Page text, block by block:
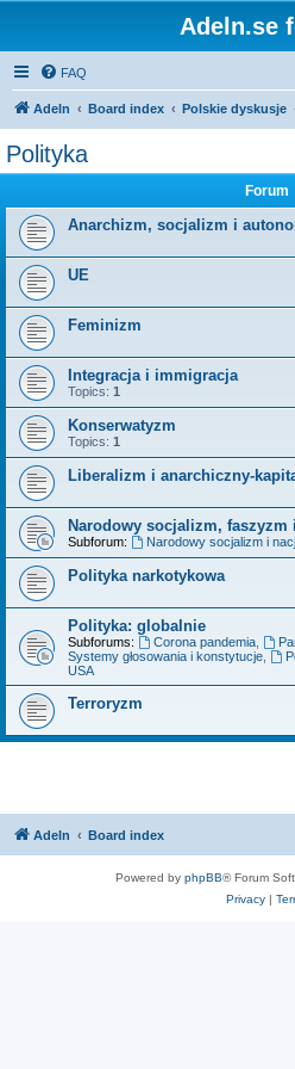
Adeln.se
FAQ
Adeln Board index Polskie dyskusje
Polityka
Forum
Anarchizm, socjalizm i
UE
Feminizm
Integracja i immigracja
Topics: 1
Konserwatyzm
Topics: 1
Liberalizm i anarchiczny-
Narodowy socjalizm, faszyzm
Subforum: Narodowy socjalizm i
Polityka narkotykowa
Polityka: globalnie
Subforums: Corona pandemia,
Systemy głosowania i konstytucje
USA
Terroryzm
Adeln Board index
Powered by phpBB® Forum
Privacy|